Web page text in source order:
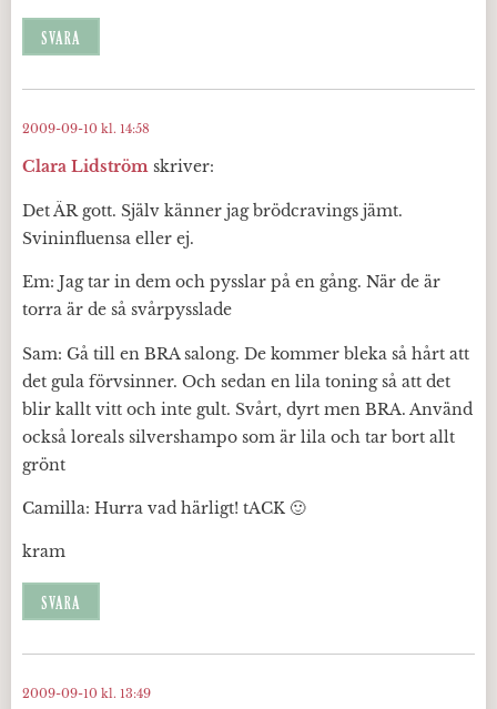
SVARA
Clara Lidström skriver:
2009-09-10 kl. 14:58
Det ÄR gott. Själv känner jag brödcravings jämt.
Svininfluensa eller ej.
Em: Jag tar in dem och pysslar på en gång. När de är
torra är de så svårpysslade
Sam: Gå till en BRA salong. De kommer bleka så hårt att
det gula förvsinner. Och sedan en lila toning så att det
blir kallt vitt och inte gult. Svårt, dyrt men BRA. Använd
också loreals silvershampo som är lila och tar bort allt
grönt
Camilla: Hurra vad härligt! tACK 🙂
kram
SVARA
2009-09-10 kl. 13:49